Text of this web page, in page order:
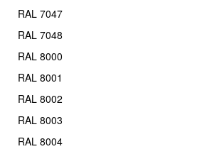
RAL 7047
RAL 7048
RAL 8000
RAL 8001
RAL 8002
RAL 8003
RAL 8004